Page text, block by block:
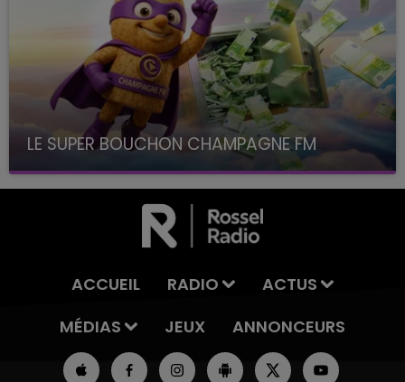
LE SUPER BOUCHON CHAMPAGNE FM
avec La Famille Champagne FM, à 8H10
ACCUEIL RADIO
ACTUS
MÉDIAS
JEUX ANNONCEURS